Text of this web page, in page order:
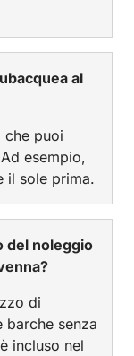
al
puoi
esempio,
il sole prima.
del noleggio
di
senza
incluso nel